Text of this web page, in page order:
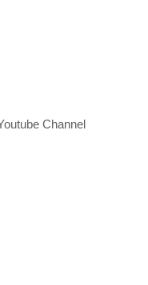
Channel